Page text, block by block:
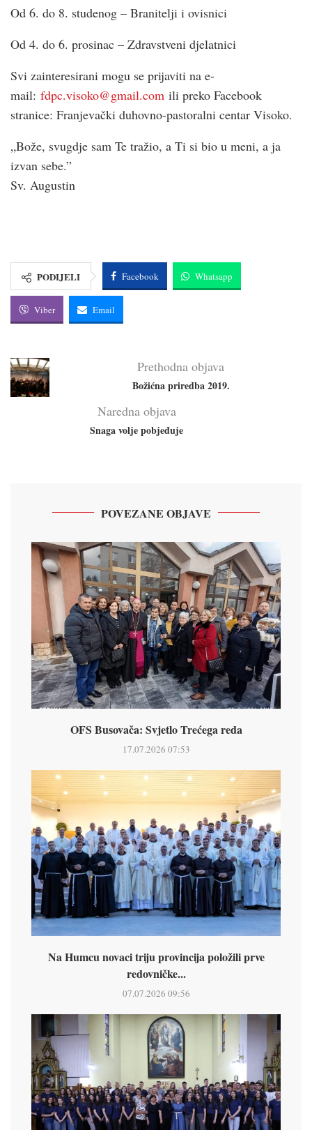
Od 6. do 8. studenog – Branitelji i ovisnici
Od 4. do 6. prosinac – Zdravstveni djelatnici
Svi zainteresirani mogu se prijaviti na e-
mail: fdpc.visoko@gmail.com ili preko Facebook
stranice: Franjevački duhovno-pastoralni centar Visoko.
„Bože, svugdje sam Te tražio, a Ti si bio u meni, a ja
izvan sebe.”
Sv. Augustin
PODIJELI Facebook Whatsapp
Viber Email
Prethodna objava
Božićna priredba 2019.
Naredna objava
Snaga volje pobjeđuje
POVEZANE OBJAVE
OFS Busovača: Svjetlo Trećega reda
17.07.2026 07:53
Na Humcu novaci triju provincija položili prve
redovničke...
07.07.2026 09:56